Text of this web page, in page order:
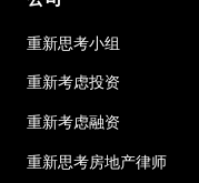
重新思考小组
重新考虑投资
重新考虑融资
重新思考房地产律师